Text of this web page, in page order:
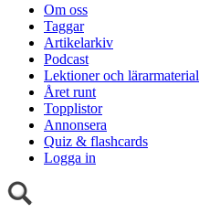
Om oss
Taggar
Artikelarkiv
Podcast
Lektioner och lärarmaterial
Året runt
Topplistor
Annonsera
Quiz & flashcards
Logga in